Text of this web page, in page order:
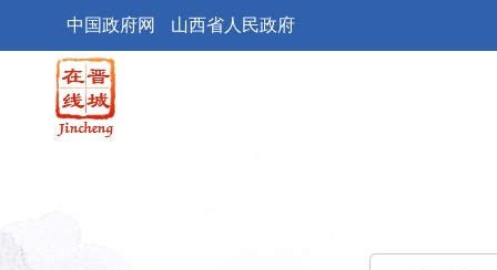
中国政府网 山西省人民政府